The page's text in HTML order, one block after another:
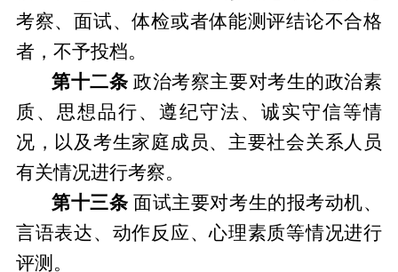
考察、面试、体检或者体能测评结论不合格
者，不予投档。
第十二条 政治考察主要对考生的政治素
质、思想品行、遵纪守法、诚实守信等情
况，以及考生家庭成员、主要社会关系人员
有关情况进行考察。
第十三条 面试主要对考生的报考动机、
言语表达、动作反应、心理素质等情况进行
评测。